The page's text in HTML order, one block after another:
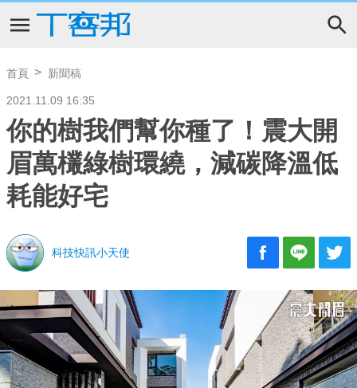
首頁 新聞稿
2021.11.09 16:35
你的樹我們幫你種了！震大開
眉萬欉綠樹環繞，減碳降溫低
耗能好宅
科技快訊小天使